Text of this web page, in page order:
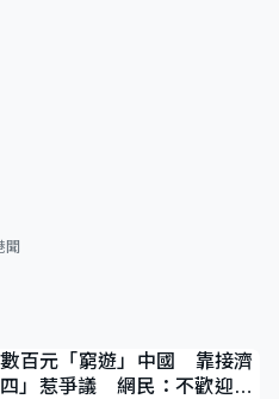
聞
百元「窮遊」中國 靠接濟
四」惹爭議 網民：不歡迎劣